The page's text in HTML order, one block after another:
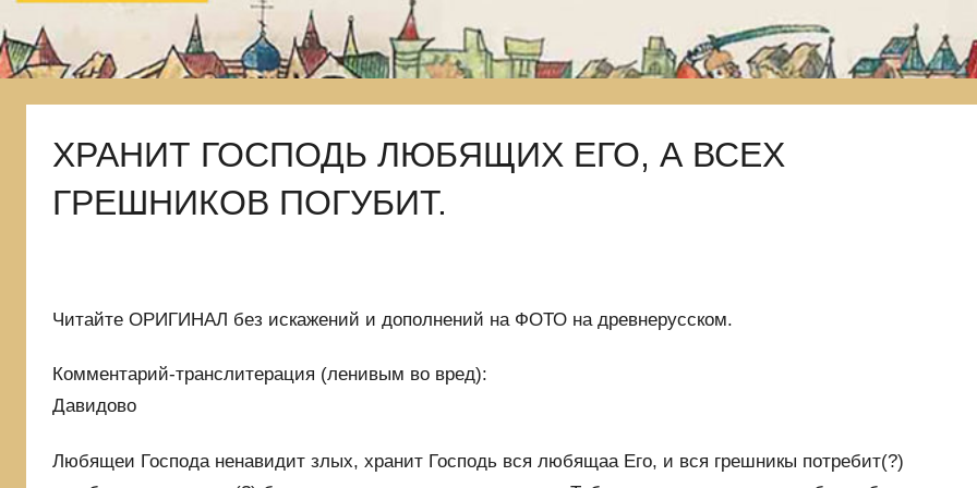
языческой
лжи,
в
родились
ХРАНИТ ГОСПОДЬ ЛЮБЯЩИХ ЕГО, А ВСЕХ
ГРЕШНИКОВ ПОГУБИТ.
Читайте ОРИГИНАЛ без искажений и дополнений на ФОТО на древнерусском.
Комментарий-транслитерация (ленивым во вред):
Давидово
Любящеи Господа ненавидит злых, хранит Господь вся любящаа Его, и вся грешникы потребит(?)